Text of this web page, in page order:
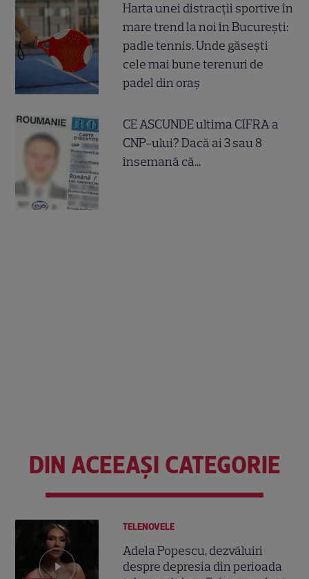
Harta unei distracții sportive în
mare trend la noi în București:
padle tennis. Unde găsești
cele mai bune terenuri de
padel din oraș
CE ASCUNDE ultima CIFRA a
CNP-ului? Dacă ai 3 sau 8
însemană că...
DIN ACEEAȘI CATEGORIE
TELENOVELE
Adela Popescu, dezvăluiri
despre depresia din perioada